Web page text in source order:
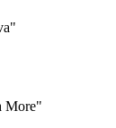
More"